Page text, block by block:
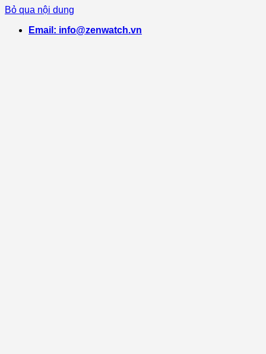
Bỏ qua nội dung
Email: info@zenwatch.vn